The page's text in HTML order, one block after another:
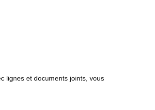
lignes et documents joints, vous